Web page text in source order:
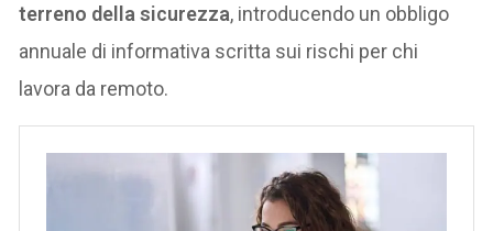
terreno della sicurezza, introducendo un obbligo
annuale di informativa scritta sui rischi per chi
lavora da remoto.